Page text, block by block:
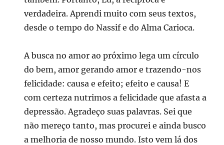
verdadeira. Aprendi muito com seus textos,
desde o tempo do Nassif e do Alma Carioca.
A busca no amor ao próximo lega um círculo
do bem, amor gerando amor e trazendo-nos
felicidade: causa e efeito; efeito e causa! E
com certeza nutrimos a felicidade que afasta a
depressão. Agradeço suas palavras. Sei que
não mereço tanto, mas procurei e ainda busco
a melhoria de nosso mundo. Isto vem lá dos